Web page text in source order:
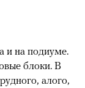
и на подиуме.
блоки. В
алого,